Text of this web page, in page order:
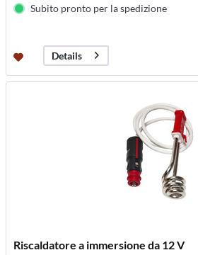
Subito pronto per la spedizione
Details
Riscaldatore a immersione da 12 V